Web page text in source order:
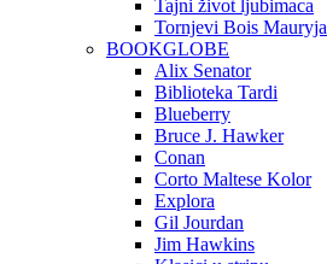
Tajni život ljubimaca
Tornjevi Bois Mauryja
BOOKGLOBE
Alix Senator
Biblioteka Tardi
Blueberry
Bruce J. Hawker
Conan
Corto Maltese Kolor
Explora
Gil Jourdan
Jim Hawkins